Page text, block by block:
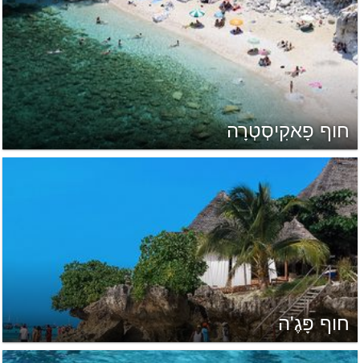
חוף פָאקִיסְטְרָה
חוף פָּגֶ'ה